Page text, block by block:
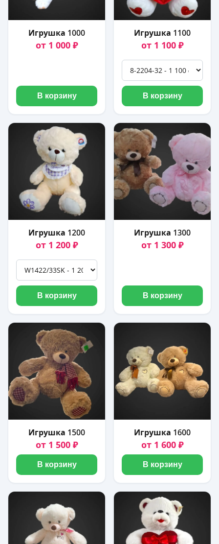
Игрушка 1000
от 1 000 ₽
В корзину
Игрушка 1100
от 1 100 ₽
В корзину
Игрушка 1200
от 1 200 ₽
В корзину
Игрушка 1300
от 1 300 ₽
В корзину
Игрушка 1500
от 1 500 ₽
В корзину
Игрушка 1600
от 1 600 ₽
В корзину